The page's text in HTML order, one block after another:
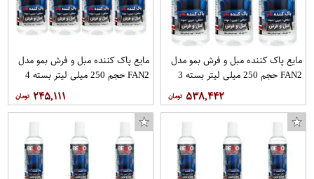
مایع پاک کننده مبل و فرش بمو مدل
FAN2 حجم 250 میلی لیتر بسته 3
۵۳۸,۴۴۲
مایع پاک کننده مبل و فرش بمو مدل
FAN2 حجم 250 میلی لیتر بسته 4
۲۴۵,۱۱۱